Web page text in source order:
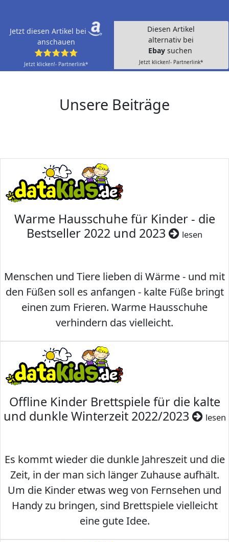
Jetzt diesen Artikel bei
anschauen
⭐⭐⭐⭐⭐
Jetzt klicken!- Partnerlink*
Diesen Artikel
alternativ bei
Ebay suchen
Jetzt klicken!- Partnerlink*
Unsere Beiträge
Warme Hausschuhe für Kinder - die
Bestseller 2022 und 2023
lesen
Menschen und Tiere lieben di Wärme - und mit
den Füßen soll es anfangen - kalte Füße bringt
einen zum Frieren. Warme Hausschuhe
verhindern das vielleicht.
Offline Kinder Brettspiele für die kalte
und dunkle Winterzeit 2022/2023
lesen
Es kommt wieder die dunkle Jahreszeit und die
Zeit, in der man sich länger Zuhause aufhält.
Um die Kinder etwas weg von Fernsehen und
Handy zu bringen, sind Brettspiele vielleicht
eine gute Idee.